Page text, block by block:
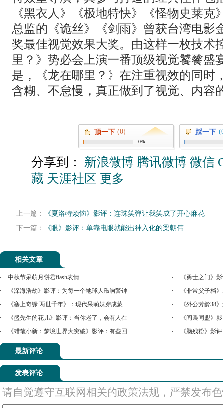
《黑衣人》《极地特快》《怪物史莱克
总监的《诡丝》《剑雨》曾获台湾电影
奖最佳视觉效果大奖。由这样一枚技术
里？》势必会上演一番顶级视觉饕餮盛
是，《龙在哪里？》在注重视效的同时
含糊、不怠慢，真正做到了视觉、内容
顶一下 (0)
0%
踩一下
分享到： 新浪微博 腾讯微博 微信
藏 天涯社区 更多
上一篇：
《夏洛特烦恼》影评：连珠笑弹让我笑成了开心麻花
下一篇：
《眼》影评：单靠电眼就能出神入化的梁朝伟
相关文章
中秋节呆萌月饼君flash表情
《勇士之门》
《深海浩劫》影评：为每一个地球人敲响警钟
《非常父子档
《塞上奇缘 两世千年》：现代呆萌妹穿成蒙
《外公芳龄38
《盛先生的花儿》影评：当你老了，会有人在
《间谍同盟》
《蜡笔小新：梦境世界大突破》影评：有些回
《脑残粉》影
最新评论
发表评论
请自觉遵守互联网相关的政策法规，严禁发布